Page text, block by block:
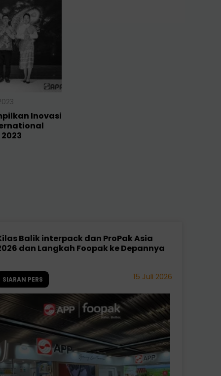
Inovasi
Balik interpack dan ProPak Asia
dan Langkah Foopak ke Depannya
SIARAN PERS 15 Juli 2026